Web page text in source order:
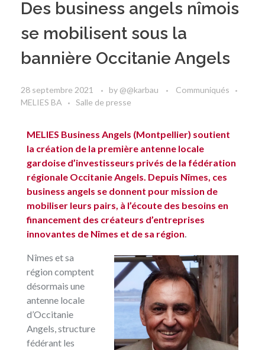
Des business angels nîmois
se mobilisent sous la
bannière Occitanie Angels
28 septembre 2021 by @@karbau
Communiqués
MELIES BA
Salle de presse
MELIES Business Angels (Montpellier) soutient
la création de la première antenne locale
gardoise d’investisseurs privés de la fédération
régionale Occitanie Angels. Depuis Nîmes, ces
business angels se donnent pour mission de
mobiliser leurs pairs, à l’écoute des besoins en
financement des créateurs d’entreprises
innovantes de Nîmes et de sa région
Nîmes et sa
région comptent
désormais une
antenne locale
d’Occitanie
Angels, structure
fédérant les